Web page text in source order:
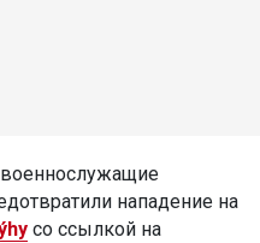
нападение на
со ссылкой на